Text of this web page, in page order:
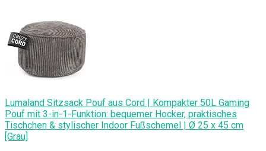
Lumaland Sitzsack Pouf aus Cord | Kompakter 50L Gaming
Pouf mit 3-in-1-Funktion: bequemer Hocker, praktisches
Tischchen & stylischer Indoor Fußschemel | Ø 25 x 45 cm
[Grau]